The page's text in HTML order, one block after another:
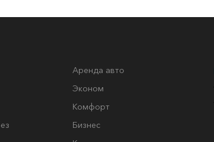
Аренда авто
Эконом
Комфорт
Бизнес